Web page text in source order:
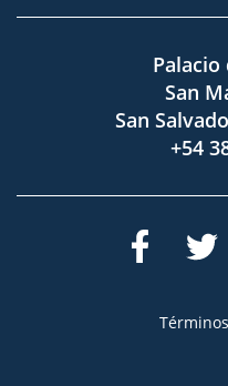
Palacio
San
San
+54